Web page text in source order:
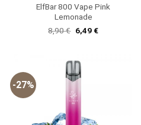
ElfBar 800 Vape Pink
Lemonade
8,90€ Ursprünglicher
Preis
6,49€Aktueller
-27%